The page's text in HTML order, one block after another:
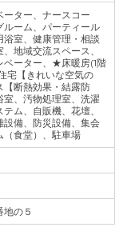
ーター、ナースコー
ルーム、パーティール
室、健康管理・相談
地域交流スペース、
ベーター、★床暖房(1階
宅【きれいな空気の
断熱効果・結露防
、汚物処理室、洗濯
ム、自販機、花壇、
設備、防災設備、集会
（食堂）、駐車場
の５